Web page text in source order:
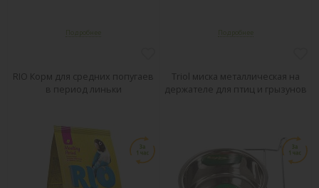
RIO Корм для средних попугаев
в период линьки
Triol миска металлическая на
держателе для птиц и грызунов